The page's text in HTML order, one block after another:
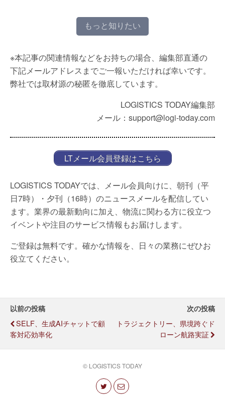
もっと知りたい
※本記事の関連情報などをお持ちの場合、編集部直通の
下記メールアドレスまでご一報いただければ幸いです。
弊社では取材源の秘匿を徹底しています。
LOGISTICS TODAY編集部
メール：support@logi-today.com
LTメール会員登録はこちら
LOGISTICS TODAYでは、メール会員向けに、朝刊（平
日7時）・夕刊（16時）のニュースメールを配信してい
ます。業界の最新動向に加え、物流に関わる方に役立つ
イベントや注目のサービス情報もお届けします。
ご登録は無料です。確かな情報を、日々の業務にぜひお
役立てください。
以前の投稿
SELF、生成AIチャットで顧
客対応効率化
次の投稿
トラジェクトリー、県境跨ぐド
ローン航路実証
© LOGISTICS TODAY